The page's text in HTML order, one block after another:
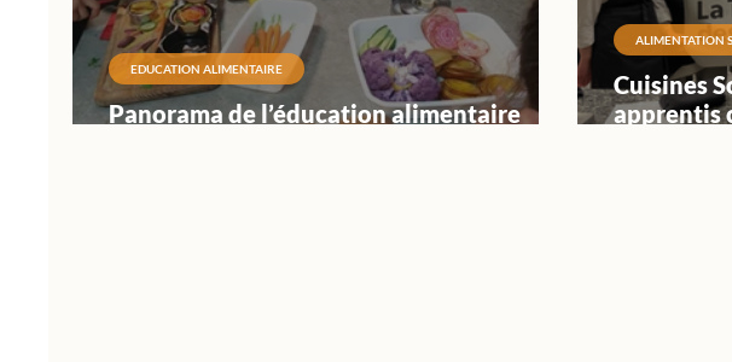
Panorama de l’éducation alimentaire
EDUCATION ALIMENTAIRE
Cuisines
apprentis
ALIMENTATION